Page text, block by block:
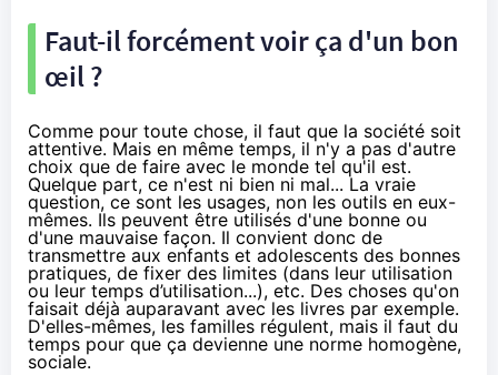
Faut-il forcément voir ça d'un bon
œil ?
Comme pour toute chose, il faut que la société soit
attentive. Mais en même temps, il n'y a pas d'autre
choix que de faire avec le monde tel qu'il est.
Quelque part, ce n'est ni bien ni mal... La vraie
question, ce sont les usages, non les outils en eux-
mêmes. Ils peuvent être utilisés d'une bonne ou
d'une mauvaise façon. Il convient donc de
transmettre aux enfants et adolescents des bonnes
pratiques, de fixer des limites (dans leur utilisation
ou leur temps d’utilisation...), etc. Des choses qu'on
faisait déjà auparavant avec les livres par exemple.
D'elles-mêmes, les familles régulent, mais il faut du
temps pour que ça devienne une norme homogène,
sociale.